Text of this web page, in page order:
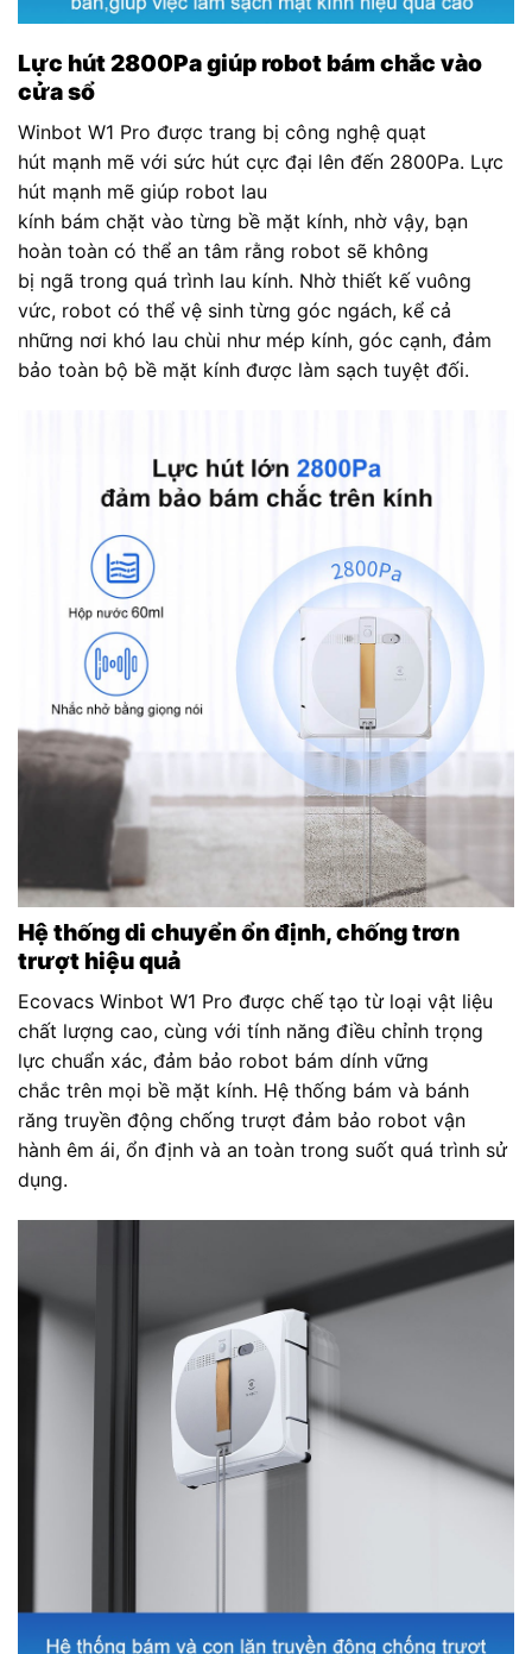
Lực hút 2800Pa giúp robot bám chắc vào
cửa sổ
Winbot W1 Pro được trang bị công nghệ quạt
hút mạnh mẽ với sức hút cực đại lên đến 2800Pa. Lực
hút mạnh mẽ giúp robot lau
kính bám chặt vào từng bề mặt kính, nhờ vậy, bạn
hoàn toàn có thể an tâm rằng robot sẽ không
bị ngã trong quá trình lau kính. Nhờ thiết kế vuông
vức, robot có thể vệ sinh từng góc ngách, kể cả
những nơi khó lau chùi như mép kính, góc cạnh, đảm
bảo toàn bộ bề mặt kính được làm sạch tuyệt đối.
Hệ thống di chuyển ổn định, chống trơn
trượt hiệu quả
Ecovacs Winbot W1 Pro được chế tạo từ loại vật liệu
chất lượng cao, cùng với tính năng điều chỉnh trọng
lực chuẩn xác, đảm bảo robot bám dính vững
chắc trên mọi bề mặt kính. Hệ thống bám và bánh
răng truyền động chống trượt đảm bảo robot vận
hành êm ái, ổn định và an toàn trong suốt quá trình sử
dụng.